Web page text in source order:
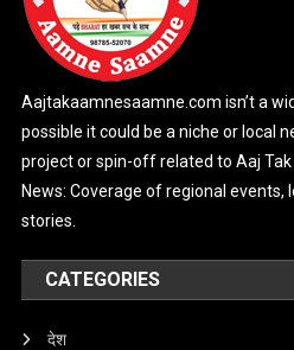
Aajtakaamnesaamne.com isn’t a
possible it could be a niche or local
project or spin-off related to Aaj Tak
News: Coverage of regional
stories.
CATEGORIES
देश